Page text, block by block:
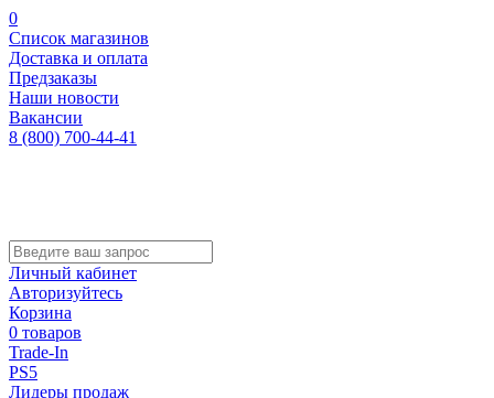
0
Список магазинов
Доставка и оплата
Предзаказы
Наши новости
Вакансии
8 (800) 700-44-41
Личный кабинет
Авторизуйтесь
Корзина
0 товаров
Trade-In
PS5
Лидеры продаж